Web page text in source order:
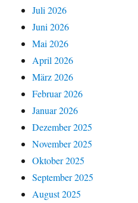
Juli 2026
Juni 2026
Mai 2026
April 2026
März 2026
Februar 2026
Januar 2026
Dezember 2025
November 2025
Oktober 2025
September 2025
August 2025